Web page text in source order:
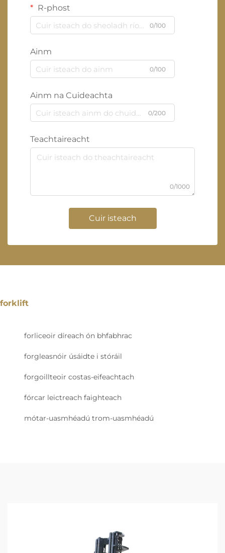
R-phost
0/100
Ainm
0/100
Ainm na Cuideachta
0/200
Teachtaireacht
0/1000
Cuir isteach
forklift
forliceoir díreach ón bhfabhrac
forgleasnóir úsáidte i stóráil
forgoillteoir costas-eifeachtach
fórcar leictreach faighteach
mótar-uasmhéadú trom-uasmhéadú